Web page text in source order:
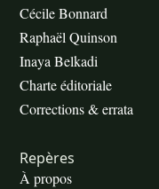
Cécile Bonnard
Raphaël Quinson
Inaya Belkadi
Charte éditoriale
Corrections & errata
Repères
À propos